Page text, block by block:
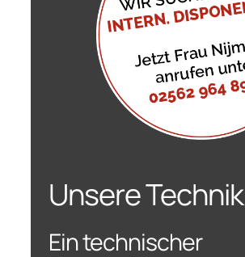
Unsere Technik
Ein technischer